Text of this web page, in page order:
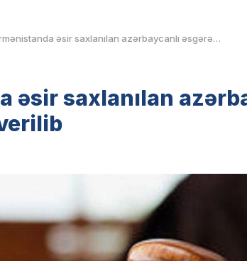
Ermənistanda əsir saxlanılan azərbaycanlı əsgərə 11,5 il həbs cəzası verilib
əsir saxlanılan